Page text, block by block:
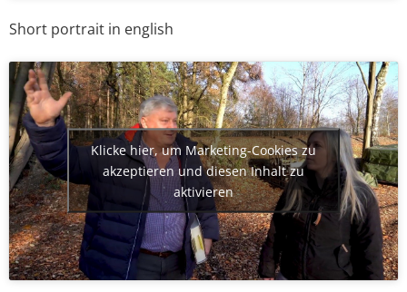
Short portrait in english
Klicke hier, um Marketing-Cookies zu
akzeptieren und diesen Inhalt zu
aktivieren